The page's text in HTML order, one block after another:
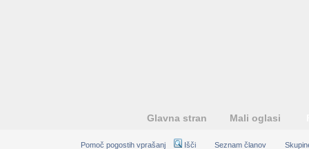
Glavna stran Mali oglasi
Pomoč pogostih vprašanj Išči Seznam članov